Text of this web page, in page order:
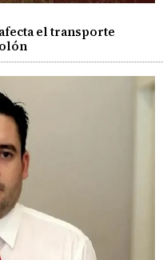
el transporte